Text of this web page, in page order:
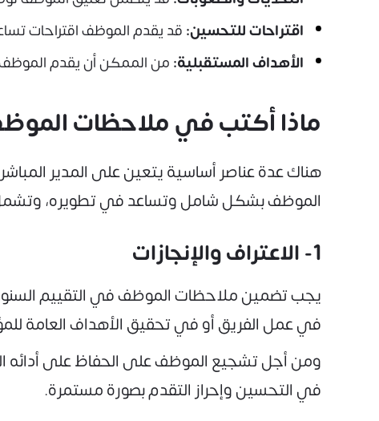
اقتراحات للتحسين: قد يقدم الموظف اقتراحات
الأهداف المستقبلية: من الممكن أن يقدم الموظف
ماذا أكتب في ملاحظات
هناك عدة عناصر أساسية يتعين على المدير
الموظف بشكل شامل وتساعد في تطويره،
1- الاعتراف والإنجازات
يجب تضمين ملاحظات الموظف في التقييم
في عمل الفريق أو في تحقيق الأهداف العامة
ومن أجل تشجيع الموظف على الحفاظ على أدائه
في التحسين وإحراز التقدم بصورة مستمرة.